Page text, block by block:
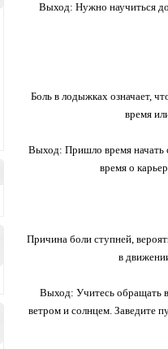
Выход: Нужно научиться
Боль в лодыжках означает,
время
Выход: Пришло время начать
время о
Причина боли ступней,
в
Выход: Учитесь обращать
ветром и солнцем. Заведите